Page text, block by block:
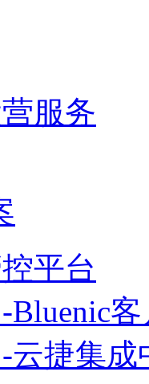
服务
平台
Bluenic
云捷集成